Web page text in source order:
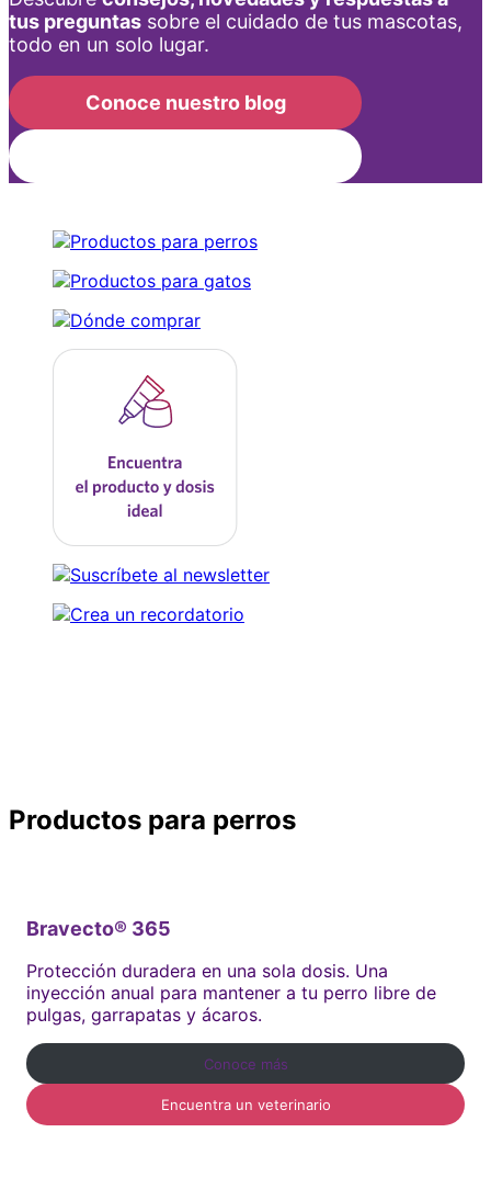
tus preguntas sobre el cuidado de tus mascotas,
todo en un solo lugar.
Conoce nuestro blog
Productos para perros
Bravecto® 365
Protección duradera en una sola dosis. Una
inyección anual para mantener a tu perro libre de
pulgas, garrapatas y ácaros.
Conoce más
Encuentra un veterinario